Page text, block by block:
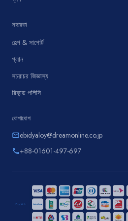
সহায়তা
হেল্প & সাপোর্ট
প্লান
সচরাচর জিজ্ঞাস্য
রিফান্ড পলিসি
যোগাযোগ
emailebidyaloy@dreamonline.co.jp
phone+88-01601-497-697